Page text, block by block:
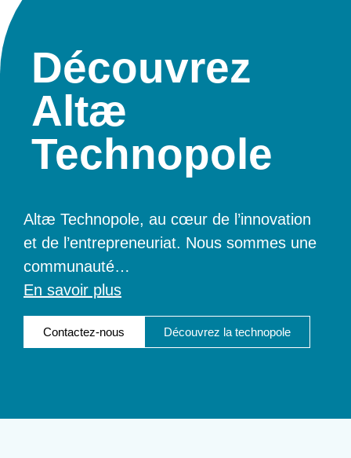
Découvrez
Altæ
Technopole
Altæ Technopole, au cœur de l’innovation
et de l’entrepreneuriat. Nous sommes une
communauté…
En savoir plus
Contactez-nous Découvrez la technopole